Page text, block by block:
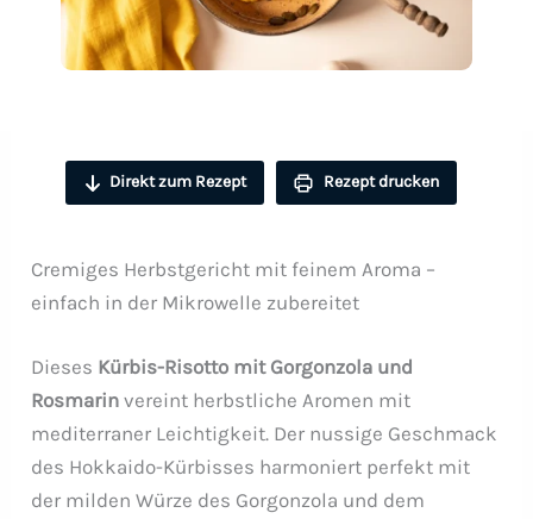
Direkt zum Rezept Rezept drucken
Cremiges Herbstgericht mit feinem Aroma –
einfach in der Mikrowelle zubereitet
Dieses Kürbis-Risotto mit Gorgonzola und
Rosmarin vereint herbstliche Aromen mit
mediterraner Leichtigkeit. Der nussige Geschmack
des Hokkaido-Kürbisses harmoniert perfekt mit
der milden Würze des Gorgonzola und dem